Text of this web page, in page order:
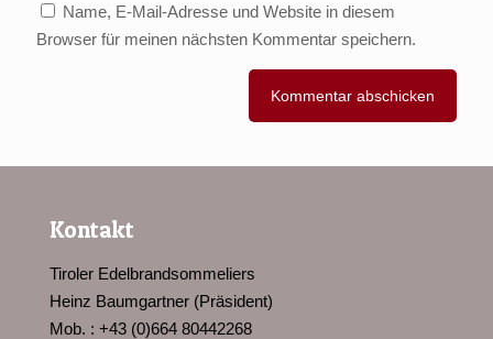
Name, E-Mail-Adresse und Website in diesem
Browser für meinen nächsten Kommentar speichern.
Kontakt
Tiroler Edelbrandsommeliers
Heinz Baumgartner (Präsident)
Mob. : +43 (0)664 80442268